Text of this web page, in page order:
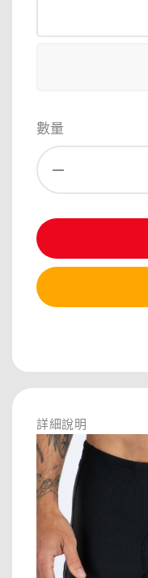
數量
詳細說明